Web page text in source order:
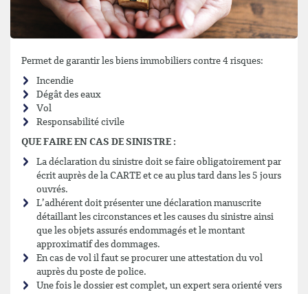
Permet de garantir les biens immobiliers contre 4 risques:
Incendie
Dégât des eaux
Vol
Responsabilité civile
QUE FAIRE EN CAS DE SINISTRE :
La déclaration du sinistre doit se faire obligatoirement par
écrit auprès de la CARTE et ce au plus tard dans les 5 jours
ouvrés.
L’adhérent doit présenter une déclaration manuscrite
détaillant les circonstances et les causes du sinistre ainsi
que les objets assurés endommagés et le montant
approximatif des dommages.
En cas de vol il faut se procurer une attestation du vol
auprès du poste de police.
Une fois le dossier est complet, un expert sera orienté vers